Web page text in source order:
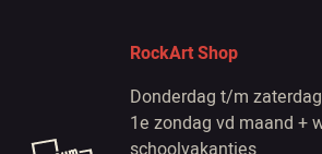
RockArt Shop
Donderdag t/m zaterdag
1e zondag vd maand +
schoolvakanties